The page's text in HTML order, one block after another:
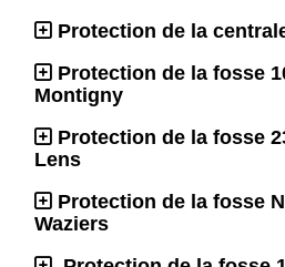
Protection de la
Protection de la fosse
Montigny
Protection de la fosse
Lens
Protection de la fosse
Waziers